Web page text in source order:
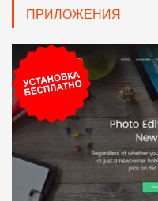
ПРИЛОЖЕНИЯ